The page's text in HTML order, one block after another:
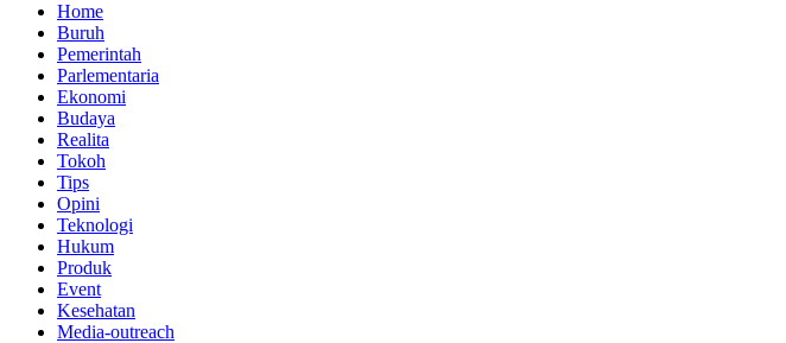
Home
Buruh
Pemerintah
Parlementaria
Ekonomi
Budaya
Realita
Tokoh
Tips
Opini
Teknologi
Hukum
Produk
Event
Kesehatan
Media-outreach